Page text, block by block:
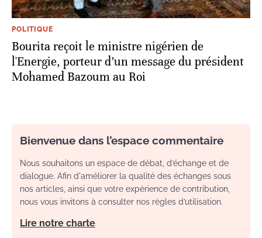
POLITIQUE
Bourita reçoit le ministre nigérien de
l'Energie, porteur d’un message du président
Mohamed Bazoum au Roi
Bienvenue dans l’espace commentaire
Nous souhaitons un espace de débat, d’échange et de
dialogue. Afin d'améliorer la qualité des échanges sous
nos articles, ainsi que votre expérience de contribution,
nous vous invitons à consulter nos règles d’utilisation.
Lire notre charte